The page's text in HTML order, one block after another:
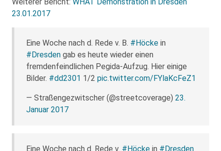
23.01.2017
Eine Woche nach d. Rede v. B. #Höcke in
#Dresden gab es heute wieder einen
fremdenfeindlichen Pegida-Aufzug. Hier einige
Bilder. #dd2301 1/2 pic.twitter.com/FYlaKcFeZ1
— Straßengezwitscher (@streetcoverage) 23.
Januar 2017
Eine Woche nach d. Rede v. #Höcke in #Dresden